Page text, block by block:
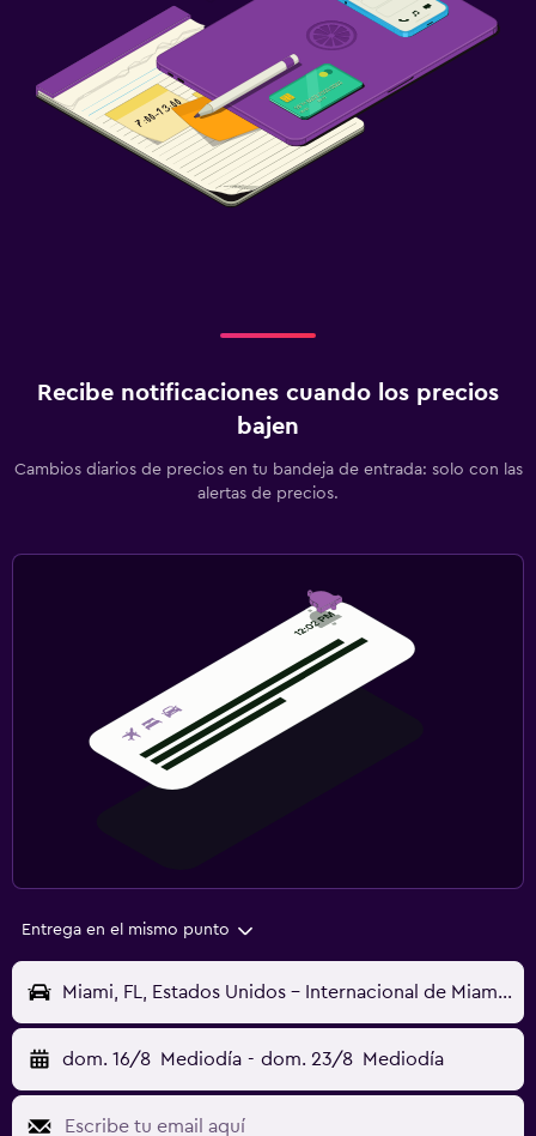
Recibe notificaciones cuando los precios
bajen
Cambios diarios de precios en tu bandeja de entrada: solo con las
alertas de precios.
Entrega en el mismo punto
Miami, FL, Estados Unidos - Internacional de Miami (MIA)
dom. 16/8 Mediodía - dom. 23/8 Mediodía